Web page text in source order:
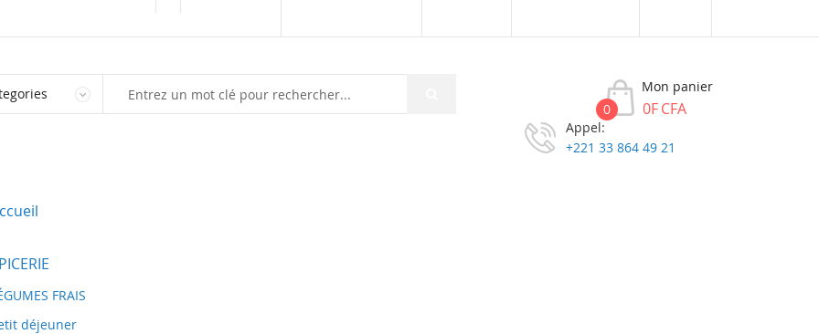
Mon panier
0F CFA
0
Appel:
+221 33 864 49 21
FRAIS
déjeuner